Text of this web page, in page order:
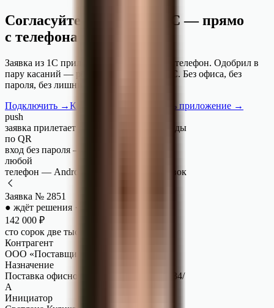
Согласуйте платежи из 1С — прямо
с телефона
Заявка из 1С прилетает руководителю в телефон. Одобрил в
пару касаний — решение вернулось в 1С. Без офиса, без
пароля, без лишних программ.
Подключить →Как это работает
Открыть приложение →
push
заявка прилетает руководителю за секунды
по QR
вход без пароля — один тап по ссылке
любой
телефон — Android и iPhone, без установок
Заявка № 2851
● ждёт решения · срочно
142 000 ₽
сто сорок две тысячи рублей
Контрагент
ООО «Поставщик»
Назначение
Поставка офисной мебели по счёту № 134/
А
Инициатор